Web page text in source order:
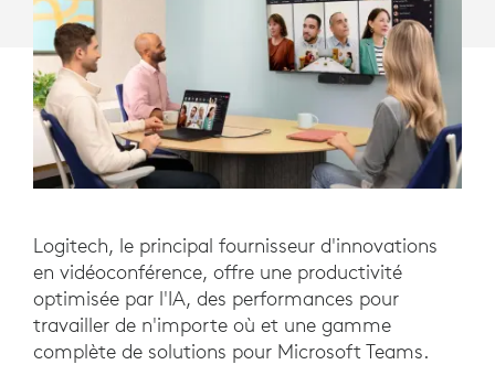
Logitech, le principal fournisseur d'innovations
en vidéoconférence, offre une productivité
optimisée par l'IA, des performances pour
travailler de n'importe où et une gamme
complète de solutions pour Microsoft Teams.